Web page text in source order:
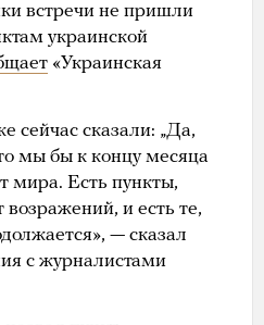
встречи не пришли
украинской
«Украинская
сейчас сказали: „Да,
мы бы к концу месяца
мира. Есть пункты,
и есть те,
— сказал
с журналистами